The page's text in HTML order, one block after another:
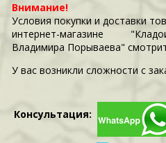
Внимание!
Условия покупки и доставки
интернет-магазине
Владимира Порываева"
У вас возникли сложности c
Консультация: